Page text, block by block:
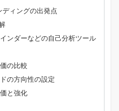
ディングの出発点
ンダーなどの自己分析ツール
の比較
の方向性の設定
と強化